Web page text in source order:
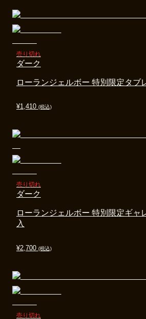
¥1,410 (税込)
売り切れ
ローランジェルボー 特別限定タブ
ダーク
¥2,700 (税込)
売り切れ
ローランジェルボー 特別限定ギャ
入
ダーク
売り切れ